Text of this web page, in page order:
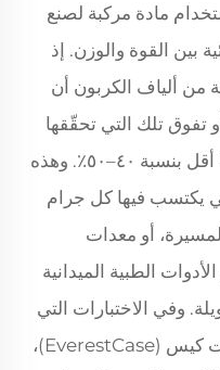
مادة مركبة لصنع
بين القوة والوزن. إذ
من ألياف الكربون أن
تلك التي تحقّقها
علبة ألمنيوم سميكة، مع أن وزنها أقل بنسبة ٤٠–٥٠٪. وهذه
يكتسب فيها كل جرام
أو معدات
الطبية الميدانية
وفي الاختبارات التي
أجريناها داخليًّا في شركة إيفرست كيس (EverestCase)،